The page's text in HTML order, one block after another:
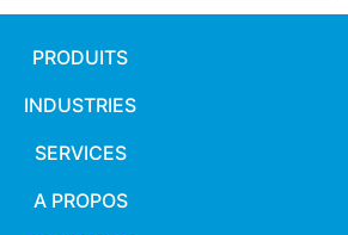
PRODUITS
INDUSTRIES
SERVICES
A PROPOS